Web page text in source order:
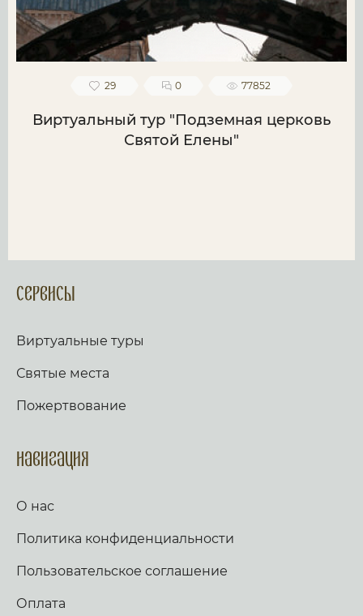
29 0 77852
Виртуальный тур "Подземная церковь
Святой Елены"
Сервисы
Виртуальные туры
Святые места
Пожертвование
Навигация
О нас
Политика конфиденциальности
Пользовательское соглашение
Оплата